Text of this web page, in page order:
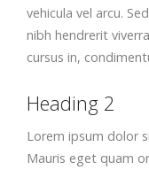
vehicula vel arcu.
nibh hendrerit
cursus in,
Heading 2
Lorem ipsum dolor
Mauris eget quam